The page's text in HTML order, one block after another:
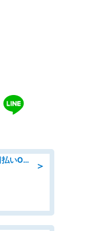
＞
マシンオペレーター/未経験OK/日払いOK/寮費無料/交替制/20・30・40代活躍中